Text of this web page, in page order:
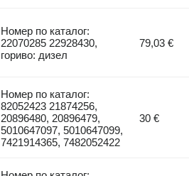
Номер по каталог:
22070285 22928430,
гориво: дизел
79,03 €
Номер по каталог:
82052423 21874256,
20896480, 20896479,
5010647097, 5010647099,
7421914365, 7482052422
30 €